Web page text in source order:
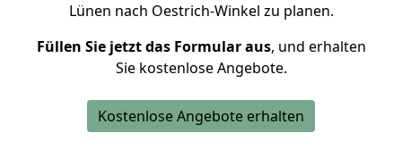
Lünen nach Oestrich-Winkel zu planen.
Füllen Sie jetzt das Formular aus, und erhalten
Sie kostenlose Angebote.
Kostenlose Angebote erhalten